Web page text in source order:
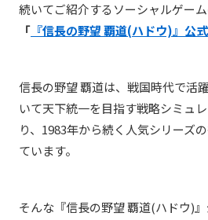
続いてご紹介するソーシャルゲーム
「 『信長の野望 覇道(ハドウ)』公式
信長の野望 覇道は、 戦国時代で活
いて天下統一を目指す戦略シミュ
り、1983年から続く人気シリーズ
ています。
そんな 『信長の野望 覇道(ハドウ)